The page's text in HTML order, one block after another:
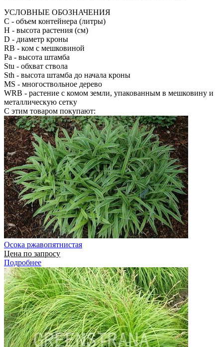
УСЛОВНЫЕ ОБОЗНАЧЕНИЯ
С - объем контейнера (литры)
H - высота растения (см)
D - диаметр кроны
RB - ком с мешковиной
Pa - высота штамба
Stu - обхват ствола
Sth - высота штамба до начала кроны
MS - многоствольное дерево
WRB - растение с комом земли, упакованным в мешковину и
металлическую сетку
С этим товаром покупают:
Осока ржавопятнистая
Цена по запросу
Подробнее